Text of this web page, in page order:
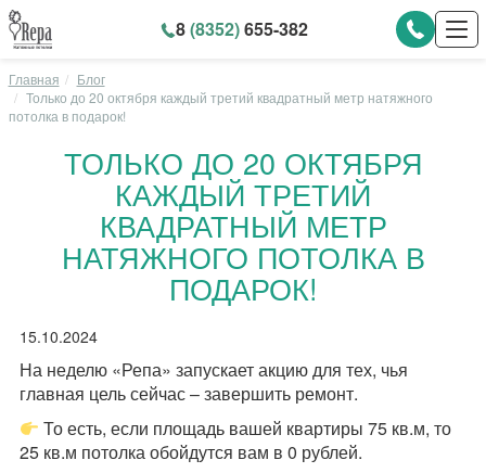
8(8352)655-382
Главная
Блог
Только до 20 октября каждый третий квадратный метр натяжного
потолка в подарок!
ТОЛЬКО ДО 20 ОКТЯБРЯ
КАЖДЫЙ ТРЕТИЙ
КВАДРАТНЫЙ МЕТР
НАТЯЖНОГО ПОТОЛКА В
ПОДАРОК!
15.10.2024
На неделю «Репа» запускает акцию для тех, чья
главная цель сейчас – завершить ремонт.
То есть, если площадь вашей квартиры 75 кв.м, то
25 кв.м потолка обойдутся вам в 0 рублей.